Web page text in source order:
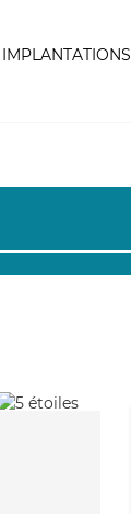
IMPLANTATIONS